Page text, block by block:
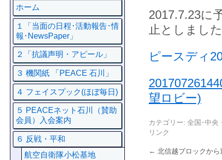
2017.7.23に
止としまし
ピースディ
望ロビー)
カテゴリー: 全国･中央
リンク
← 北信越ブロックか
ホーム
１「当面の日程･活動報告･情
報･NewsPaper」
２「抗議声明・アピール」
３ 機関紙 「PEACE 石川」
４ フェイスプック(ほぼ毎日)
５ PEACEネット石川（賛助
会員）入会案内
６ 反戦・平和
航空自衛隊小松基地